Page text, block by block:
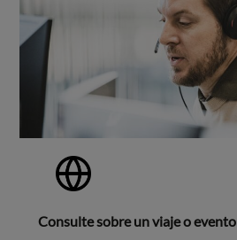
Consulte sobre un viaje o evento